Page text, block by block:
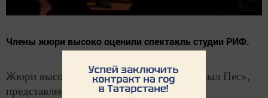
Члены жюри высоко оценили спектакль студии РИФ.
Жюри высоко оценило спектакль «Жил-был Пес»,
представленный студией РИФ на этапе